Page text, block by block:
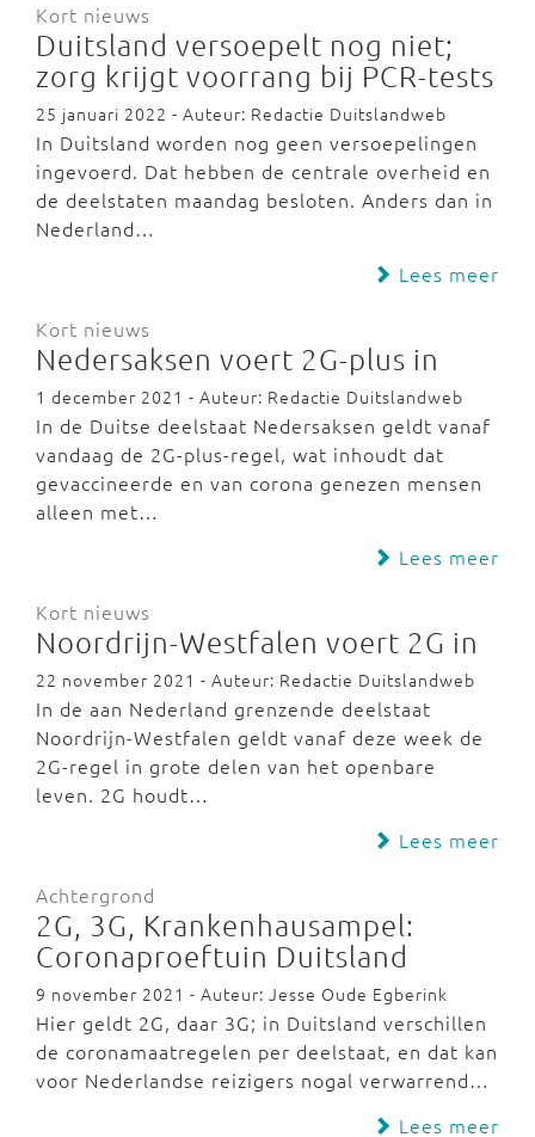
Kort nieuws
Duitsland versoepelt nog niet;
zorg krijgt voorrang bij PCR-tests
25 januari 2022 - Auteur: Redactie Duitslandweb
In Duitsland worden nog geen versoepelingen
ingevoerd. Dat hebben de centrale overheid en
de deelstaten maandag besloten. Anders dan in
Nederland…
Lees meer
Kort nieuws
Nedersaksen voert 2G-plus in
1 december 2021 - Auteur: Redactie Duitslandweb
In de Duitse deelstaat Nedersaksen geldt vanaf
vandaag de 2G-plus-regel, wat inhoudt dat
gevaccineerde en van corona genezen mensen
alleen met…
Lees meer
Kort nieuws
Noordrijn-Westfalen voert 2G in
22 november 2021 - Auteur: Redactie Duitslandweb
In de aan Nederland grenzende deelstaat
Noordrijn-Westfalen geldt vanaf deze week de
2G-regel in grote delen van het openbare
leven. 2G houdt…
Lees meer
Achtergrond
2G, 3G, Krankenhausampel:
Coronaproeftuin Duitsland
9 november 2021 - Auteur: Jesse Oude Egberink
Hier geldt 2G, daar 3G; in Duitsland verschillen
de coronamaatregelen per deelstaat, en dat kan
voor Nederlandse reizigers nogal verwarrend…
Lees meer